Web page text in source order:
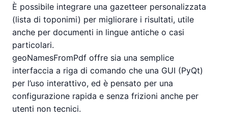
È possibile integrare una gazetteer personalizzata
(lista di toponimi) per migliorare i risultati, utile
anche per documenti in lingue antiche o casi
particolari.
geoNamesFromPdf offre sia una semplice
interfaccia a riga di comando che una GUI (PyQt)
per l’uso interattivo, ed è pensato per una
configurazione rapida e senza frizioni anche per
utenti non tecnici.